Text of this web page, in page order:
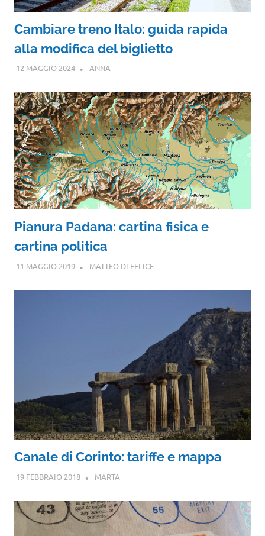
Cambiare treno Italo: guida rapida
alla modifica del biglietto
12 MAGGIO 2024 ANNA
Pianura Padana: cartina fisica e
cartina politica
11 MAGGIO 2019 MATTEO DI FELICE
Canale di Corinto: tariffe e mappa
19 FEBBRAIO 2018 MARTA